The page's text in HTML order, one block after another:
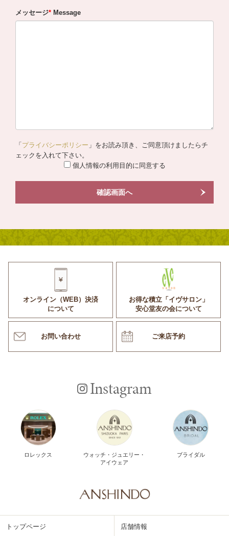
メッセージ Message
「 プライバシーポリシー 」をお読み頂き、ご同意頂けましたらチ
ェックを入れて下さい。
個人情報の利用目的に同意する
確認画面へ
オンライン（WEB）決済
について
お得な積立「イヴサロン」
安心堂友の会について
お問い合わせ ご来店予約
Instagram
ロレックス
ウォッチ・ジュエリー・
アイウェア
ブライダル
トップページ 店舗情報